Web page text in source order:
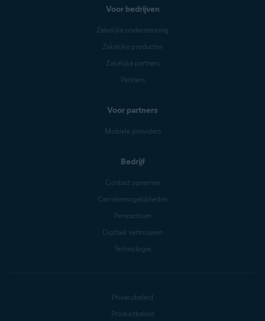
Voor bedrijven
Zakelijke ondersteuning
Zakelijke producten
Zakelijke partners
Partners
Voor partners
Mobiele providers
Bedrijf
Contact opnemen
Carrièremogelijkheden
Perscentrum
Digitaal vertrouwen
Technologie
Privacybeleid
Productbeleid